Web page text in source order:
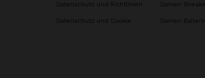
Datenschutz und Richtlinien
Datenschutz und Cookie
Damen
Damen